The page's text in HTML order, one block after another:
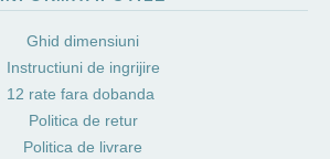
Ghid dimensiuni
Instructiuni de ingrijire
12 rate fara dobanda
Politica de retur
Politica de livrare